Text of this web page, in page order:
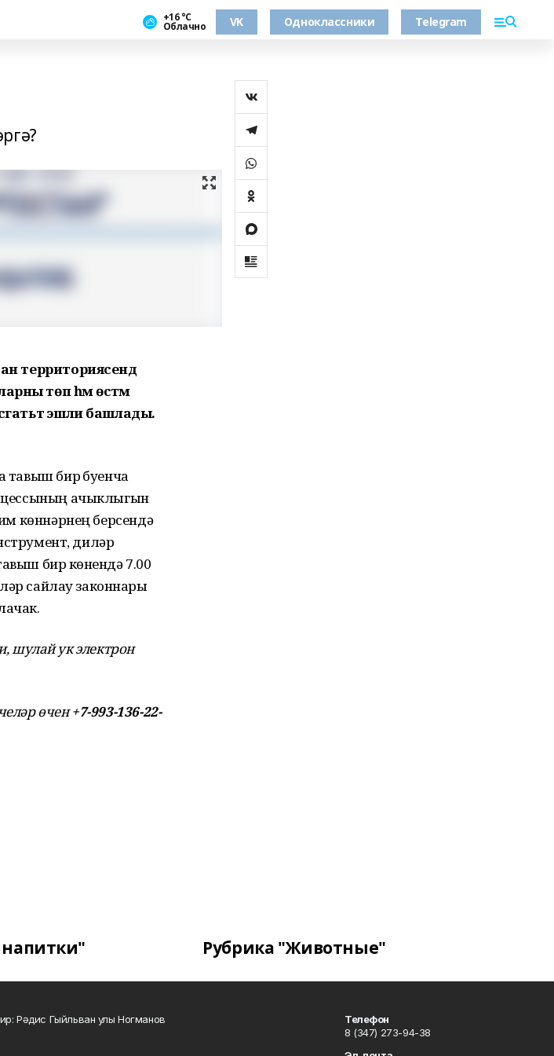
+16 °С
Облачно VK Одноклассники Telegram
территориясендә
төп һәм өстәмә
эшли башлады.
тавыш бирү буенча
ачыклыгын
көннәрнең берсендә
диләр
бирү көнендә 7.00
сайлау законнары
шулай ук электрон
өчен+7-993-136-22-
напитки" Рубрика "Животные"
Рәдис Гыйльван улы Ногманов
Телефон
8 (347) 273-94-38